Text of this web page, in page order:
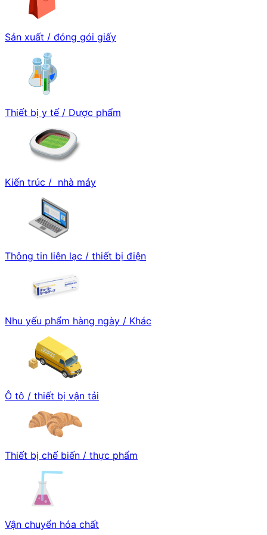
Sản xuất / đóng gói giấy
Thiết bị y tế / Dược phẩm
Kiến trúc / nhà máy
Thông tin liên lạc / thiết bị điện
Nhu yếu phẩm hàng ngày / Khác
Ô tô / thiết bị vận tải
Thiết bị chế biến / thực phẩm
Vận chuyển hóa chất